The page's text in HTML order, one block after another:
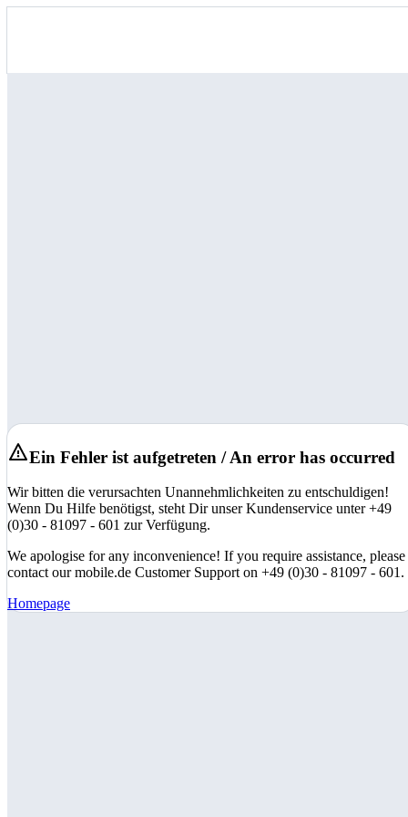
Ein Fehler ist aufgetreten / An error has occurred
Wir bitten die verursachten Unannehmlichkeiten zu entschuldigen!
Wenn Du Hilfe benötigst, steht Dir unser Kundenservice unter +49
(0)30 - 81097 - 601 zur Verfügung.
We apologise for any inconvenience! If you require assistance, please
contact our mobile.de Customer Support on +49 (0)30 - 81097 - 601.
Homepage